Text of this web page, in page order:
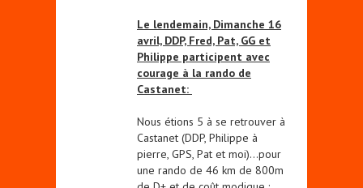
Le lendemain, Dimanche 16
avril, DDP, Fred, Pat, GG et
Philippe participent avec
courage à la rando de
Castanet:
Nous étions 5 à se retrouver à
Castanet (DDP, Philippe à
pierre, GPS, Pat et moi)…pour
une rando de 46 km de 800m